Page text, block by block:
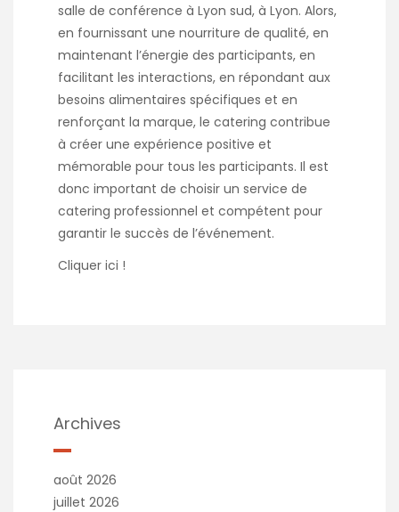
salle de conférence à Lyon sud, à Lyon. Alors,
en fournissant une nourriture de qualité, en
maintenant l’énergie des participants, en
facilitant les interactions, en répondant aux
besoins alimentaires spécifiques et en
renforçant la marque, le catering contribue
à créer une expérience positive et
mémorable pour tous les participants. Il est
donc important de choisir un service de
catering professionnel et compétent pour
garantir le succès de l’événement.
Cliquer ici !
Archives
août 2026
juillet 2026